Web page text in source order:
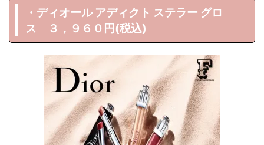
・ディオール アディクト ステラー グロ
ス ３，９６０円(税込)